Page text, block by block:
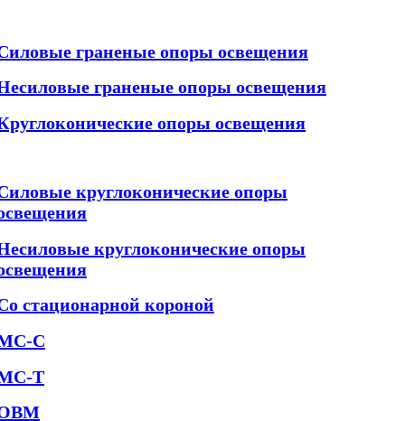
граненые опоры освещения
граненые опоры освещения
опоры освещения
круглоконические опоры
круглоконические опоры
стационарной короной
С
Т